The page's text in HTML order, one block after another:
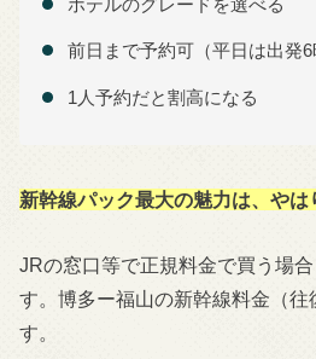
前日まで予約可（平日は出発6
1人予約だと割高になる
新幹線パック最大の魅力は、やは
JRの窓口等で正規料金で買う場
す。博多ー福山の新幹線料金（
す。